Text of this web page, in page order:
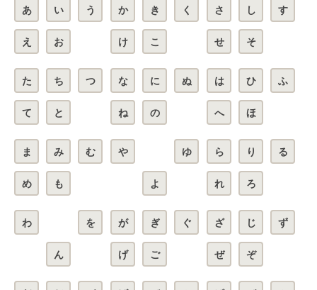
あ い う
え お
か き く
け こ
さ し す
せ そ
た ち つ
て と
な に ぬ
ね の
は ひ ふ
へ ほ
ま み む
め も
や ゆ
よ
ら り る
れ ろ
わ を
ん
が ぎ ぐ
げ ご
ざ じ ず
ぜ ぞ